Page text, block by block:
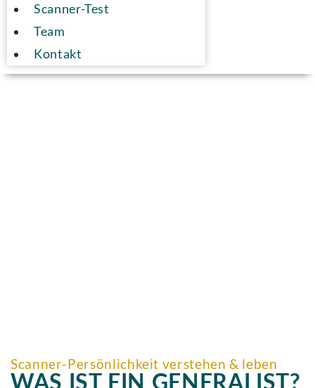
Scanner-Test
Team
Kontakt
Scanner-Persönlichkeit verstehen & leben
WAS IST EIN GENERALIST?